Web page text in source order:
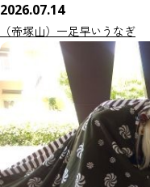
2026.07.14
（帝塚山）一足早いうなぎ